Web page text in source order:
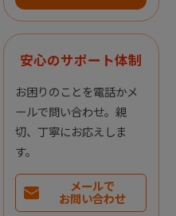
安心のサポート体制
お困りのことを電話かメ
ールで問い合わせ。親
切、丁寧にお応えしま
す。
メールで
お問い合わせ